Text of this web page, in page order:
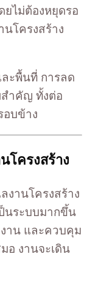
ไม่ต้องหยุดรอ
โครงสร้าง
ละพื้นที่ การลด
สำคัญ ทั้งต่อ
อบข้าง
โครงสร้าง
งานโครงสร้าง
นระบบมากขึ้น
าน และควบคุม
อ งานจะเดิน